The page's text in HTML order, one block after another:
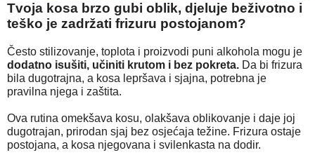
Tvoja kosa brzo gubi oblik, djeluje beživotno i
teško je zadržati frizuru postojanom?
Često stilizovanje, toplota i proizvodi puni alkohola mogu je
dodatno isušiti, učiniti krutom i bez pokreta. Da bi frizura
bila dugotrajna, a kosa lepršava i sjajna, potrebna je
pravilna njega i zaštita.
Ova rutina omekšava kosu, olakšava oblikovanje i daje joj
dugotrajan, prirodan sjaj bez osjećaja težine. Frizura ostaje
postojana, a kosa njegovana i svilenkasta na dodir.